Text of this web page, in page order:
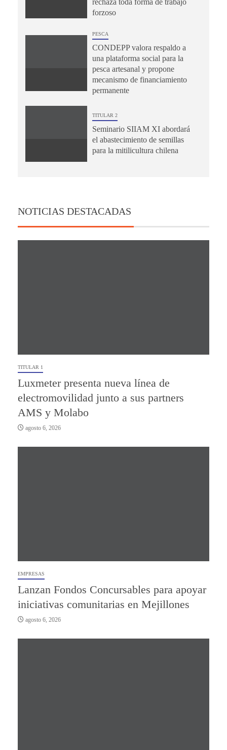
forzoso
PESCA
CONDEPP valora respaldo a
una plataforma social para la
pesca artesanal y propone
mecanismo de financiamiento
permanente
TITULAR 2
Seminario SIIAM XI abordará
el abastecimiento de semillas
para la mitilicultura chilena
NOTICIAS DESTACADAS
TITULAR 1
Luxmeter presenta nueva línea de
electromovilidad junto a sus partners
AMS y Molabo
agosto 6, 2026
EMPRESAS
Lanzan Fondos Concursables para apoyar
iniciativas comunitarias en Mejillones
agosto 6, 2026